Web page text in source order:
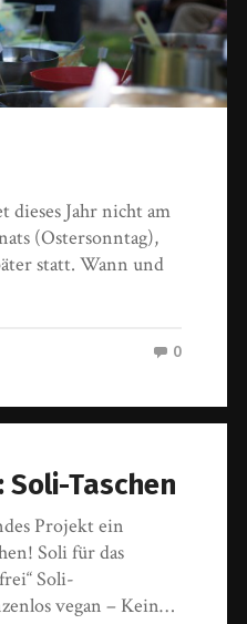
Jahr nicht am
(Ostersonntag),
statt. Wann und
0
Soli-Taschen
Projekt ein
Soli für das
Soli-
vegan – Kein…